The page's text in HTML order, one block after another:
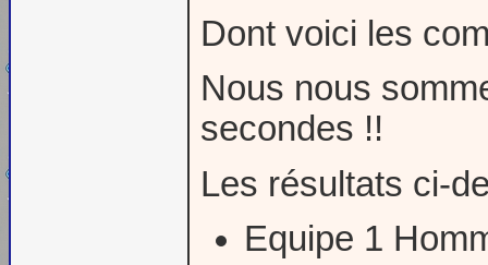
Dont voici les
Nous nous
secondes !!
Les résultats ci-
Equipe 1